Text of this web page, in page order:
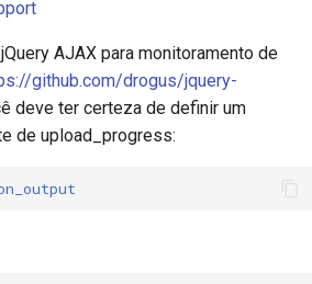
AJAX para monitoramento de
github.com/drogus/jquery-
deve ter certeza de definir um
de upload_progress: